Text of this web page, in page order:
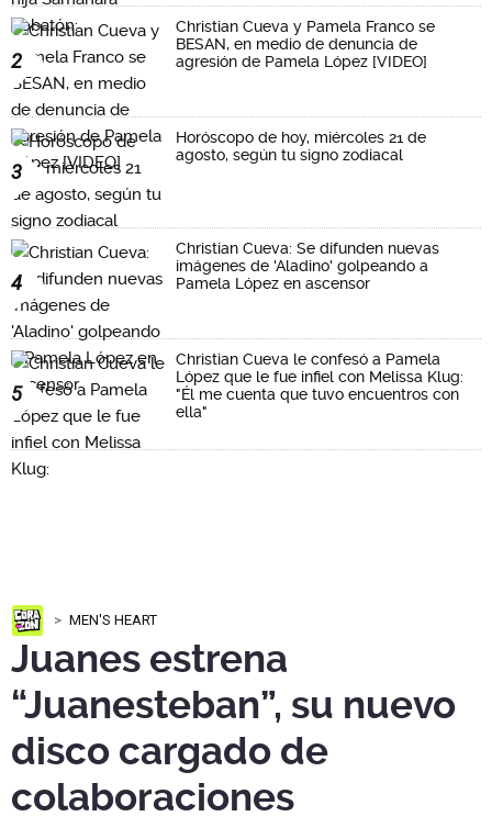
2
Christian Cueva y Pamela Franco se
BESAN, en medio de denuncia de
agresión de Pamela López [VIDEO]
3
Horóscopo de hoy, miércoles 21 de
agosto, según tu signo zodiacal
4
Christian Cueva: Se difunden nuevas
imágenes de 'Aladino' golpeando a
Pamela López en ascensor
5
Christian Cueva le confesó a Pamela
López que le fue infiel con Melissa Klug:
"Él me cuenta que tuvo encuentros con
ella"
MEN'S HEART
Juanes estrena
“Juanesteban”, su nuevo
disco cargado de
colaboraciones